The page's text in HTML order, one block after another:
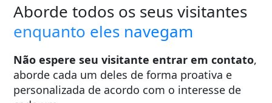
Aborde todos os seus visitantes
enquanto eles navegam
Não espere seu visitante entrar em contato,
aborde cada um deles de forma proativa e
personalizada de acordo com o interesse de